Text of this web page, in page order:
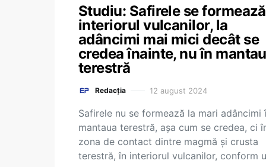
Studiu: Safirele se
interiorul vulcanilor, la
adâncimi mai mici decât se
credea înainte, nu în
terestră
Redacția 12 august 2024
Safirele nu se formează la mari adâncimi
mantaua terestră, aşa cum se credea, ci
zona de contact dintre magmă şi crusta
terestră, în interiorul vulcanilor, conform